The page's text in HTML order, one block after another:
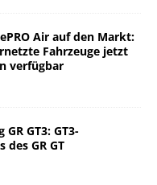
Air auf den Markt:
Fahrzeuge jetzt
verfügbar
GT3: GT3-
des GR GT